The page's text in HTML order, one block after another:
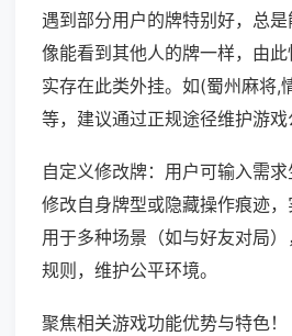
遇到部分用户的牌特别好，总
像能看到其他人的牌一样，由
实存在此类外挂。如(蜀州麻将,
等，建议通过正规途径维护游戏
自定义修改牌：用户可输入需求
修改自身牌型或隐藏操作痕迹，
用于多种场景（如与好友对局
规则，维护公平环境。
聚焦相关游戏功能优势与特色！